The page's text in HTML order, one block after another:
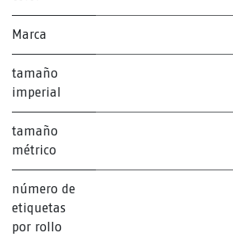
Marca
tamaño
imperial
tamaño
métrico
número de
etiquetas
por rollo